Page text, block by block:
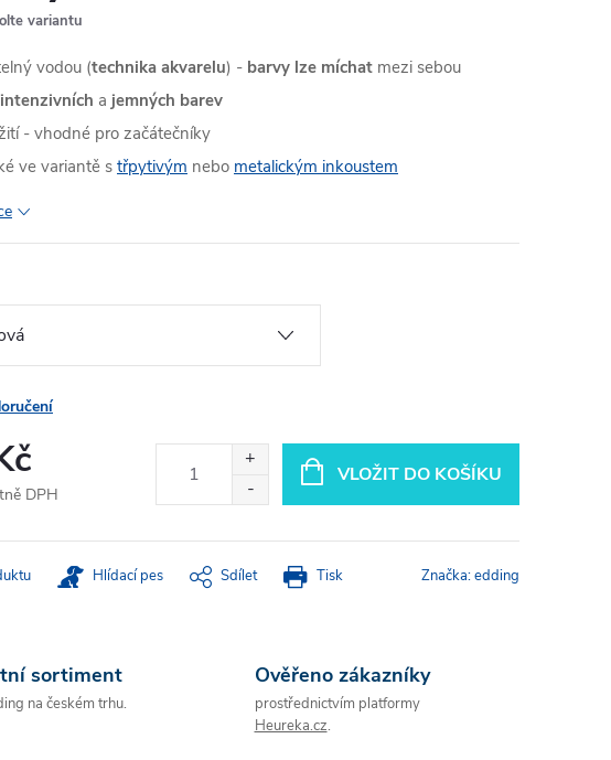
variantu
vodou (technika akvarelu) - barvy lze míchat mezi sebou
intenzivních a jemných barev
- vhodné pro začátečníky
ve variantě s třpytivým nebo metalickým inkoustem
DPH
VLOŽIT DO KOŠÍKU
Tisk
Hlídací pes Sdílet Značka:edding
sortiment
na českém trhu.
Ověřeno zákazníky
prostřednictvím platformy
Heureka.cz.